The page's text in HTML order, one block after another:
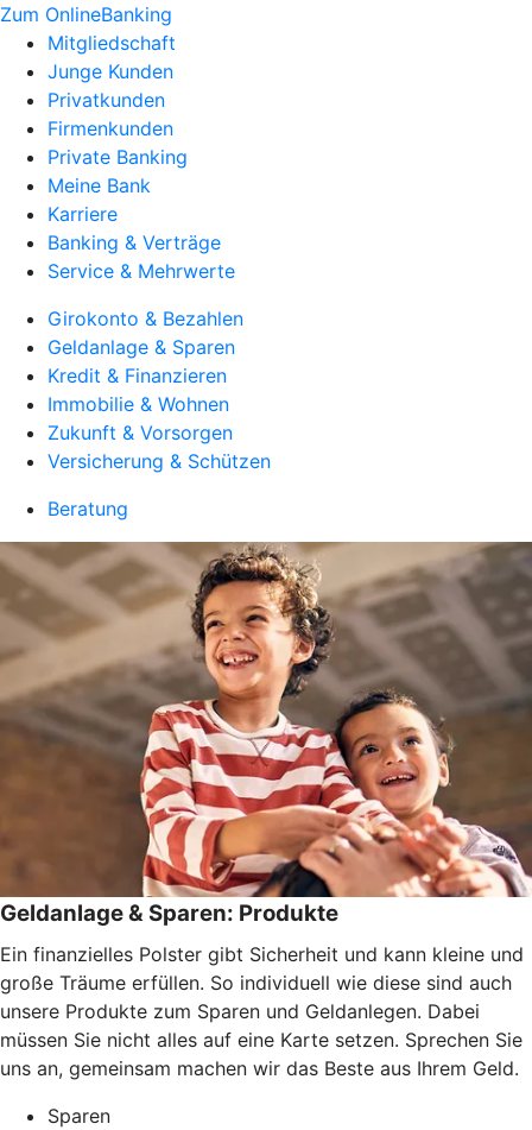
Zum OnlineBanking
Mitgliedschaft
Junge Kunden
Privatkunden
Firmenkunden
Private Banking
Meine Bank
Karriere
Banking & Verträge
Service & Mehrwerte
Girokonto & Bezahlen
Geldanlage & Sparen
Kredit & Finanzieren
Immobilie & Wohnen
Zukunft & Vorsorgen
Versicherung & Schützen
Beratung
Geldanlage & Sparen: Produkte
Ein finanzielles Polster gibt Sicherheit und kann kleine und
große Träume erfüllen. So individuell wie diese sind auch
unsere Produkte zum Sparen und Geldanlegen. Dabei
müssen Sie nicht alles auf eine Karte setzen. Sprechen Sie
uns an, gemeinsam machen wir das Beste aus Ihrem Geld.
Sparen